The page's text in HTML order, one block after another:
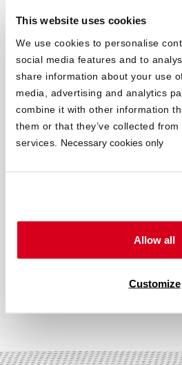
This website uses cookies
We use cookies to personalise
social media features and to
share information about your use
media, advertising and analytics
combine it with other information
them or that they’ve collected
services. Necessary cookies only
Allow all
Customize
Un soutien ciblé
partie du
Le matelas souple BODYGUARD anti-
zones ergonomiquesqui soutiennent
En savoir plus sur les modules